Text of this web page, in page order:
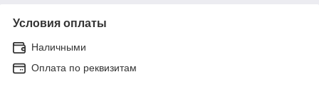
Условия оплаты
Наличными
Оплата по реквизитам